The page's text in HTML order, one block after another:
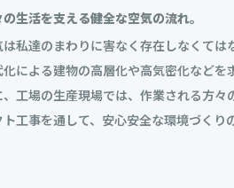
の生活を支える健全な空気の流れ。
は私達のまわりに害なく存在しなくては
による建物の高層化や高気密化などを
工場の生産現場では、作業される方々
ト工事を通して、安心安全な環境づくり